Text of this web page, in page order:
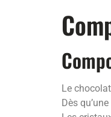
Le
Dès